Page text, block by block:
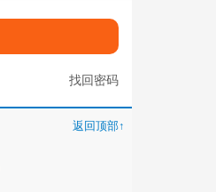
找回密码
返回顶部↑